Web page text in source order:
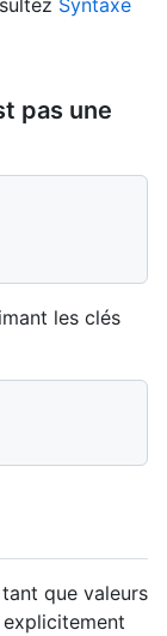
pas une
les clés
que valeurs